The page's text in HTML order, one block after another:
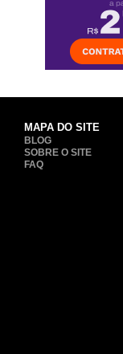
MAPA DO SITE
BLOG
SOBRE O SITE
FAQ